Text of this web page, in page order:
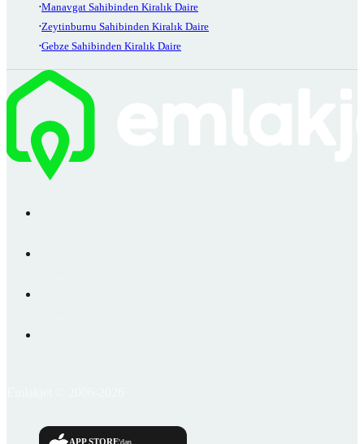
Manavgat Sahibinden Kiralık Daire
Zeytinburnu Sahibinden Kiralık Daire
Gebze Sahibinden Kiralık Daire
APP STORE'dan